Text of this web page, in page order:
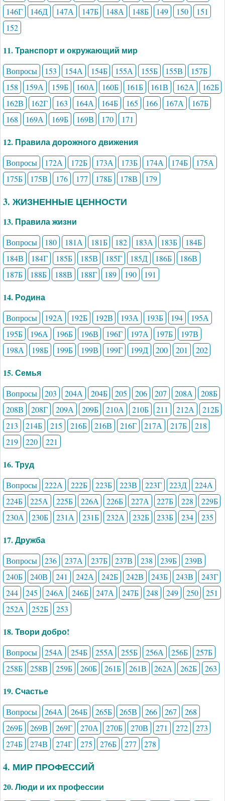
146Г
146Д 147А 147Б 148А 148Б 149 150
151
152
11. Транспорт и окружающий мир
Вопросы 153 154А 154Б 155А 155Б 155В
157Б
158
159А 159Б 160А 160Б 161Б 161В 162А
162Б
162В
162Г 163 164А 164Б 165 166 167А
167Б
168
169А 169Б 169В 170 171
12. Правила дорожного движения
Вопросы 172А 172Б 173А 173Б 174А 174Б
175А
175Б
175В 176 177 178Б 178В 179
3. ЖИЗНЕННЫЕ ЦЕННОСТИ
13. Правила жизни
Вопросы 180 181А 181Б 182 183А 183Б
184Б
184В
184Г 185Б 185В 185Г 185Д 186Б
186В
187Б
188Б 188В 188Г 189 190 191
14. Родина
Вопросы 192А 192Б 192В 193А 193Б 194
195А
195Б
196А 196Б 196В 196Г 197А 197Б
197В
198А
198Б 199Б 199В 199Г 199Д 200 201 202
15. Семья
Вопросы 203 204А 204Б 205 206 207 208А
208Б
208В
208Г 209А 209Б 210А 210Б 211 212А
212Б
213
214Б 215 216Б 216В 216Г 217А 217Б
218
219
220 221
16. Труд
Вопросы 222А 222Б 223Б 223В 223Г 223Д
224А
224Б
225А 225Б 226А 226Б 227А 227Б 228
229Б
230А
230Б 231А 231Б 232А 232Б 233Б 234 235
17. Дружба
Вопросы 236 237А 237Б 237В 238 239Б
239В
240Б
240В 241 242А 242Б 242В 243Б 243В
243Г
244
245 246А 246Б 247А 247Б 248 249 250
251
252А
252Б 253
18. Твори добро!
Вопросы 254А 254Б 255А 255Б 256А 256Б
257Б
258Б
258В 259Б 260Б 261Б 261В 262А 262Б 263
19. Счастье
Вопросы 264А 264Б 265Б 265В 266 267
268
269Б
269В 269Г 270А 270Б 270В 271 272
273
274Б
274В 274Г 275 276Б 277 278
4. МИР ПРОФЕССИЙ
20. Люди и их профессии